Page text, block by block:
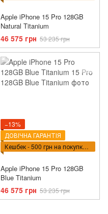
Apple iPhone 15 Pro 128GB
Natural Titanium
46 575 грн 53 235 грн
−13%
ДОВІЧНА ГАРАНТІЯ
Кешбек - 500 грн на покупку ВПТ
Apple iPhone 15 Pro 128GB
Blue Titanium
46 575 грн 53 235 грн